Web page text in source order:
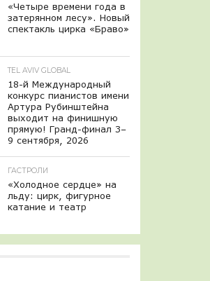
«Четыре времени года в
затерянном лесу». Новый
спектакль цирка «Браво»
TEL AVIV GLOBAL
18-й Международный
конкурс пианистов имени
Артура Рубинштейна
выходит на финишную
прямую! Гранд-финал 3–
9 сентября, 2026
ГАСТРОЛИ
«Холодное сердце» на
льду: цирк, фигурное
катание и театр